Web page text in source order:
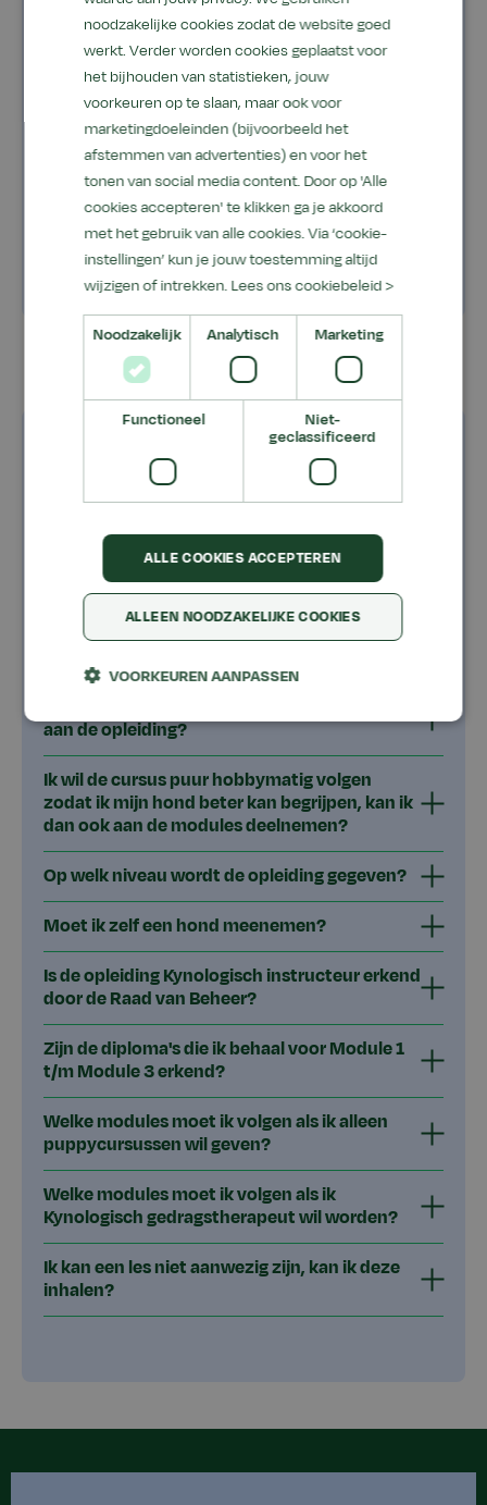
Kosten
Accreditatie
Programma
Lesdagen, stage en examen
Diploma
Veelgestelde vragen
Inschrijven voor een opleiding kynologisch
instructeur enof gedragstherapeut: hoe gaat
Wanneer word ik toegelaten?
aan de opleiding?
Ik wil de cursus puur hobbymatig volgen
zodat ik mijn hond beter kan begrijpen, kan ik
dan ook aan de modules deelnemen?
Op welk niveau wordt de opleiding gegeven?
Moet ik zelf een hond meenemen?
Is de opleiding Kynologisch instructeur erkend
door de Raad van Beheer?
Zijn de diploma's die ik behaal voor Module 1
t/m Module 3 erkend?
Welke modules moet ik volgen als ik alleen
puppycursussen wil geven?
Welke modules moet ik volgen als ik
Kynologisch gedragstherapeut wil worden?
Ik kan een les niet aanwezig zijn, kan ik deze
inhalen?
noodzakelijke cookies zodat de website goed
werkt. Verder worden cookies geplaatst voor
het bijhouden van statistieken, jouw
voorkeuren op te slaan, maar ook voor
marketingdoeleinden (bijvoorbeeld het
afstemmen van advertenties) en voor het
tonen van social media content. Door op 'Alle
cookies accepteren' te klikken ga je akkoord
met het gebruik van alle cookies. Via ‘cookie-
instellingen’ kun je jouw toestemming altijd
wijzigen of intrekken. Lees ons cookiebeleid >
Noodzakelijk Analytisch Marketing
Functioneel
Niet-
geclassificeerd
ALLE COOKIES ACCEPTEREN
ALLEEN NOODZAKELIJKE COOKIES
VOORKEUREN AANPASSEN